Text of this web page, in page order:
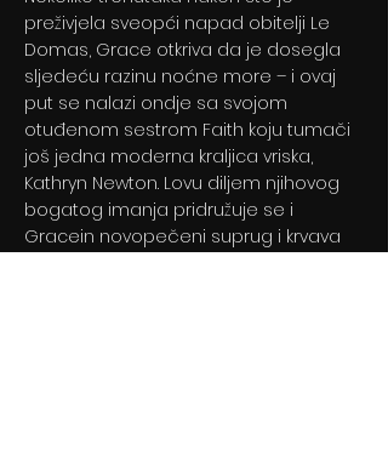
preživjela sveopći napad obitelji Le
Domas, Grace otkriva da je dosegla
sljedeću razinu noćne more – i ovaj
put se nalazi ondje sa svojom
otuđenom sestrom Faith koju tumači
još jedna moderna kraljica vriska,
Kathryn Newton. Lovu diljem njihovog
bogatog imanja pridružuje se i
Gracein novopečeni suprug i krvava